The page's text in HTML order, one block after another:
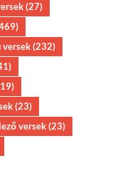
(27)
versek(232)
(23)
versek(23)